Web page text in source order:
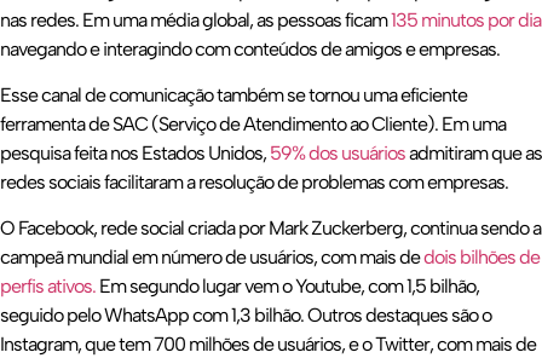
nas redes. Em uma média global, as pessoas ficam135 minutos por dia
navegando e interagindo com conteúdos de amigos e empresas.
Esse canal de comunicação também se tornou uma eficiente
ferramenta de SAC (Serviço de Atendimento ao Cliente). Em uma
pesquisa feita nos Estados Unidos, 59% dos usuáriosadmitiram que as
redes sociais facilitaram a resolução de problemas com empresas.
O Facebook, rede social criada por Mark Zuckerberg, continua sendo a
campeã mundial em número de usuários, com mais dedois bilhões de
perfis ativos. Em segundo lugar vem o Youtube, com 1,5 bilhão,
seguido pelo WhatsApp com 1,3 bilhão. Outros destaques são o
Instagram, que tem 700 milhões de usuários, e o Twitter, com mais de